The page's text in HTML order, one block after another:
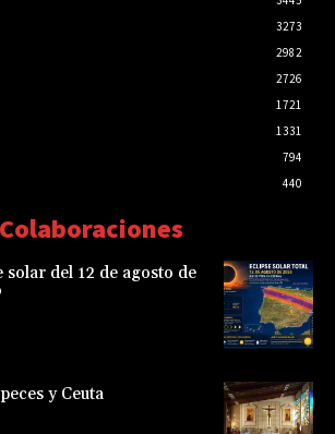
3273
2982
2726
1721
1331
794
440
Colaboraciones
solar del 12 de agosto de
y Ceuta